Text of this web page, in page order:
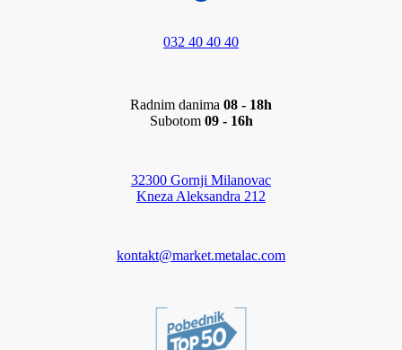
032 40 40 40
Radnim danima 08 - 18h
Subotom 09 - 16h
32300 Gornji Milanovac
Kneza Aleksandra 212
kontakt@market.metalac.com